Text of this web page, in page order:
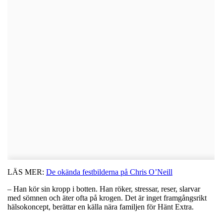
LÄS MER: De okända festbilderna på Chris O’Neill
– Han kör sin kropp i botten. Han röker, stressar, reser, slarvar
med sömnen och äter ofta på krogen. Det är inget framgångsrikt
hälsokoncept, berättar en källa nära familjen för Hänt Extra.